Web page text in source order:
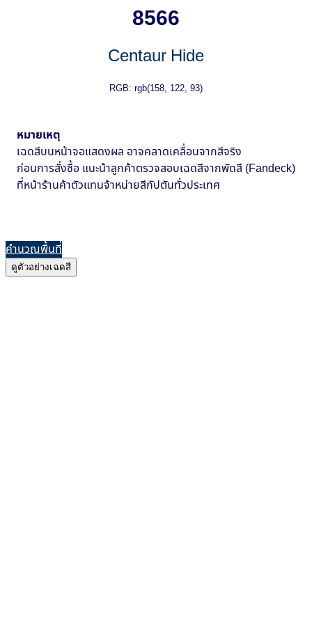
8566
Centaur Hide
RGB: rgb(158, 122, 93)
หมายเหตุ
เฉดสีบนหน้าจอแสดงผล อาจคลาดเคลื่อนจากสีจริง
ก่อนการสั่งซื้อ แนะน้าลูกค้าตรวจสอบเฉดสีจากพัดสี (Fandeck)
ที่หน้าร้านค้าตัวแทนจ้าหน่ายสีกัปตันทั่วประเทศ
คำนวณพื้นที่
ดูตัวอย่างเฉดสี